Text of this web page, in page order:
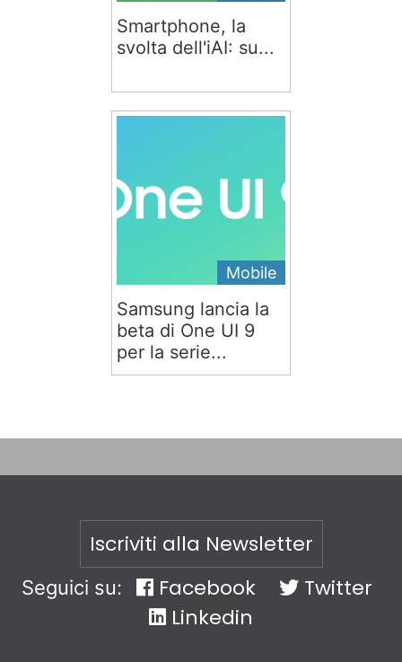
Smartphone, la
svolta dell'iAI: su...
Mobile
Samsung lancia la
beta di One UI 9
per la serie...
Iscriviti alla Newsletter
Seguici su: Facebook
Twitter
Linkedin